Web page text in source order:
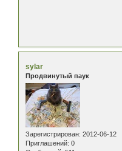
sylar
Продвинутый паук
Зарегистрирован: 2012-06-12
Приглашений: 0